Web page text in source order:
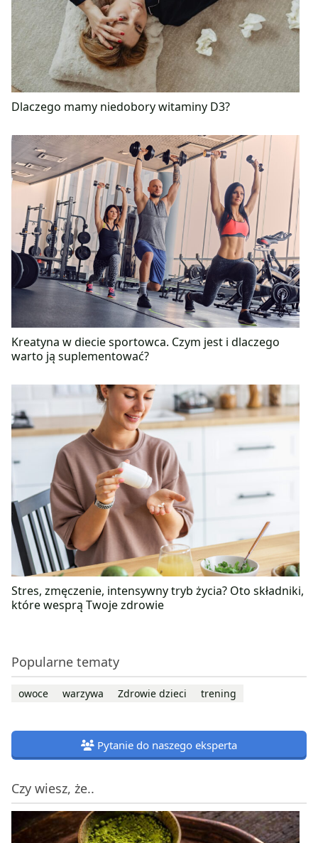
Dlaczego mamy niedobory witaminy D3?
Kreatyna w diecie sportowca. Czym jest i dlaczego
warto ją suplementować?
Stres, zmęczenie, intensywny tryb życia? Oto składniki,
które wesprą Twoje zdrowie
Popularne tematy
owoce warzywa Zdrowie dzieci trening
Pytanie do naszego eksperta
Czy wiesz, że..